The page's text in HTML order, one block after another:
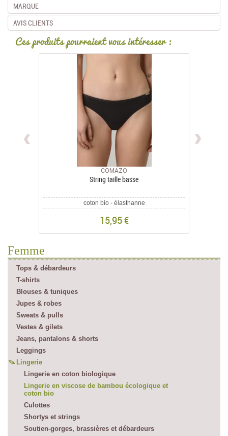
MARQUE
AVIS CLIENTS
Ces produits pourraient vous intéresser :
COMAZO
String taille basse
coton bio - élasthanne
15,95 €
Femme
Tops & débardeurs
T-shirts
Blouses & tuniques
Jupes & robes
Sweats & pulls
Vestes & gilets
Jeans, pantalons & shorts
Leggings
Lingerie
Lingerie en coton biologique
Lingerie en viscose de bambou écologique et
coton bio
Culottes
Shortys et strings
Soutien-gorges, brassières et débardeurs